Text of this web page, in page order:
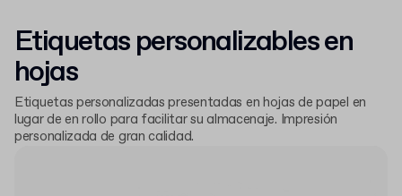
Etiquetas personalizables en
hojas
Etiquetas personalizadas presentadas en hojas de papel en
lugar de en rollo para facilitar su almacenaje. Impresión
personalizada de gran calidad.